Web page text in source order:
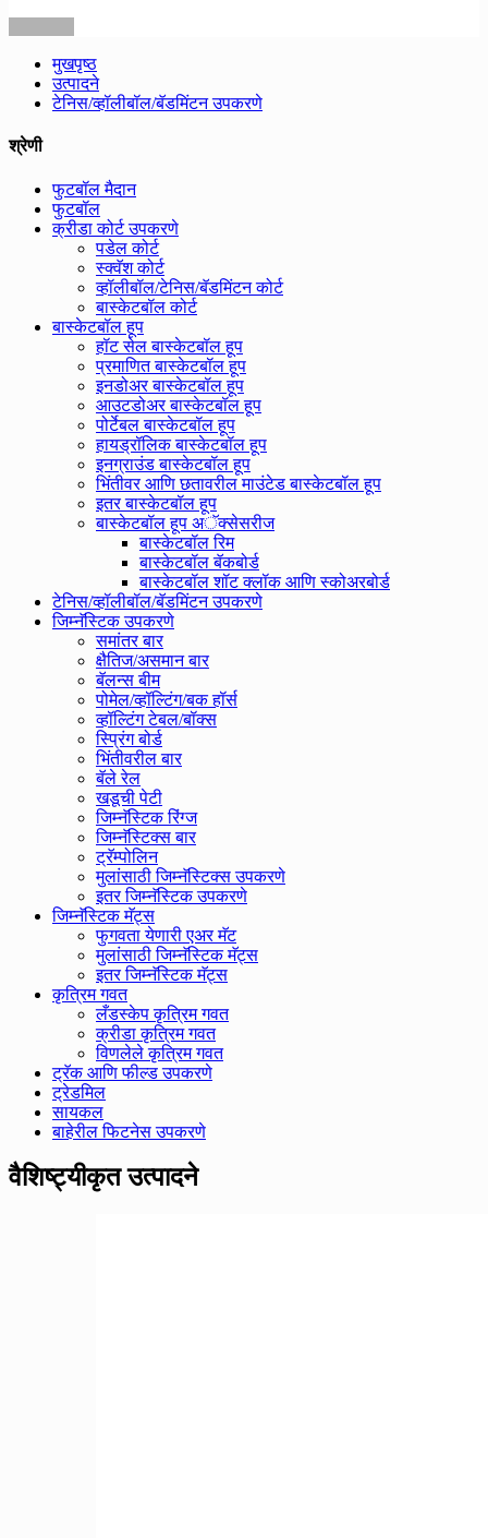
मुखपृष्ठ
उत्पादने
टेनिस/व्हॉलीबॉल/बॅडमिंटन उपकरणे
श्रेणी
फुटबॉल मैदान
फुटबॉल
क्रीडा कोर्ट उपकरणे
पडेल कोर्ट
स्क्वॅश कोर्ट
व्हॉलीबॉल/टेनिस/बॅडमिंटन कोर्ट
बास्केटबॉल कोर्ट
बास्केटबॉल हूप
हॉट सेल बास्केटबॉल हूप
प्रमाणित बास्केटबॉल हूप
इनडोअर बास्केटबॉल हूप
आउटडोअर बास्केटबॉल हूप
पोर्टेबल बास्केटबॉल हूप
हायड्रॉलिक बास्केटबॉल हूप
इनग्राउंड बास्केटबॉल हूप
भिंतीवर आणि छतावरील माउंटेड बास्केटबॉल हूप
इतर बास्केटबॉल हूप
बास्केटबॉल हूप अॅक्सेसरीज
बास्केटबॉल रिम
बास्केटबॉल बॅकबोर्ड
बास्केटबॉल शॉट क्लॉक आणि स्कोअरबोर्ड
टेनिस/व्हॉलीबॉल/बॅडमिंटन उपकरणे
जिम्नॅस्टिक उपकरणे
समांतर बार
क्षैतिज/असमान बार
बॅलन्स बीम
पोमेल/व्हॉल्टिंग/बक हॉर्स
व्हॉल्टिंग टेबल/बॉक्स
स्प्रिंग बोर्ड
भिंतीवरील बार
बॅले रेल
खडूची पेटी
जिम्नॅस्टिक रिंग्ज
जिम्नॅस्टिक्स बार
ट्रॅम्पोलिन
मुलांसाठी जिम्नॅस्टिक्स उपकरणे
इतर जिम्नॅस्टिक उपकरणे
जिम्नॅस्टिक मॅट्स
फुगवता येणारी एअर मॅट
मुलांसाठी जिम्नॅस्टिक मॅट्स
इतर जिम्नॅस्टिक मॅट्स
कृत्रिम गवत
लँडस्केप कृत्रिम गवत
क्रीडा कृत्रिम गवत
विणलेले कृत्रिम गवत
ट्रॅक आणि फील्ड उपकरणे
ट्रेडमिल
सायकल
बाहेरील फिटनेस उपकरणे
वैशिष्ट्यीकृत उत्पादने